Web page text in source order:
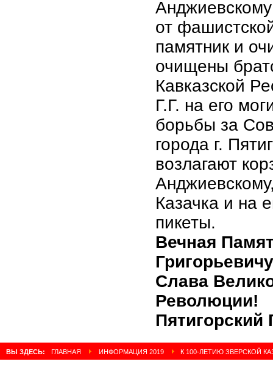
от
памятник и
очищены
Кавказской
Г.Г. на его
борьбы за
города г.
возлагают
Казачка и на
пикеты.
Вечная
Слава
Революции!
ВЫ ЗДЕСЬ: ГЛАВНАЯ ИНФОРМАЦИЯ 2019 К 100-ЛЕТИЮ ЗВЕРСКОЙ